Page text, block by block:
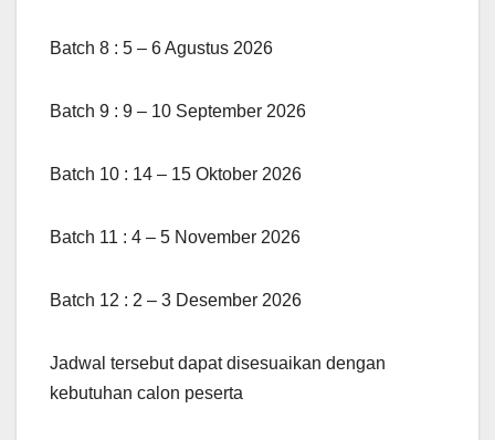
Batch 8 : 5 – 6 Agustus 2026
Batch 9 : 9 – 10 September 2026
Batch 10 : 14 – 15 Oktober 2026
Batch 11 : 4 – 5 November 2026
Batch 12 : 2 – 3 Desember 2026
Jadwal tersebut dapat disesuaikan dengan
kebutuhan calon peserta